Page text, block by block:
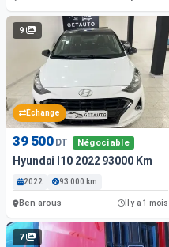
9
Échange
39 500 DT Négociable
Hyundai I10 2022 93000 Km
2022 93 000 km
Ben arous Il y a 1 mois
7